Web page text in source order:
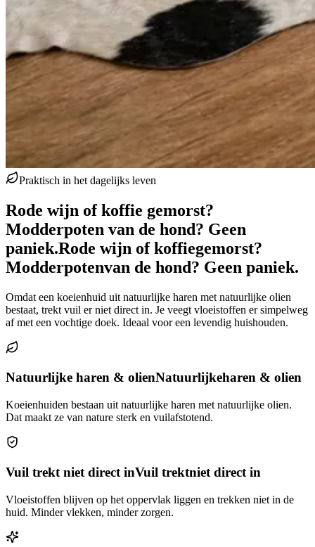
Praktisch in het dagelijks leven
Rode wijn of koffie gemorst?
Modderpoten van de hond? Geen
paniek.Rode wijn of koffiegemorst?
Modderpotenvan de hond? Geen paniek.
Omdat een koeienhuid uit natuurlijke haren met natuurlijke olien
bestaat, trekt vuil er niet direct in. Je veegt vloeistoffen er simpelweg
af met een vochtige doek. Ideaal voor een levendig huishouden.
Natuurlijke haren & olienNatuurlijkeharen & olien
Koeienhuiden bestaan uit natuurlijke haren met natuurlijke olien.
Dat maakt ze van nature sterk en vuilafstotend.
Vuil trekt niet direct inVuil trektniet direct in
Vloeistoffen blijven op het oppervlak liggen en trekken niet in de
huid. Minder vlekken, minder zorgen.